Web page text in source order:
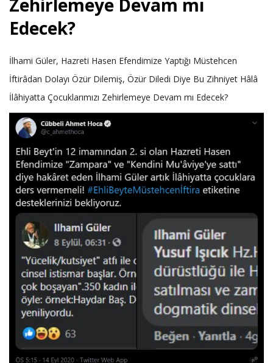
Zehirlemeye Devam mı
Edecek?
İlhami Güler, Hazreti Hasen Efendimize Yaptığı Müstehcen
İftirâdan Dolayı Özür Dilemiş, Özür Diledi Diye Bu Zihniyet Hâlâ
İlâhiyatta Çocuklarımızı Zehirlemeye Devam mı Edecek?